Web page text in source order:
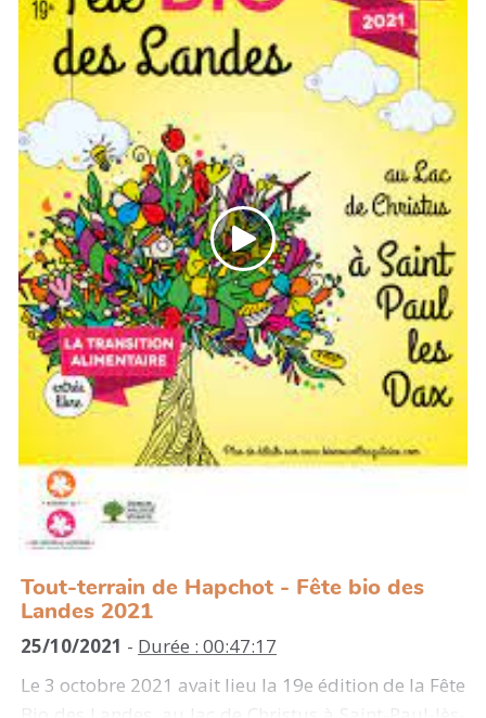
Tout-terrain de Hapchot - Fête bio des
Landes 2021
25/10/2021 - Durée : 00:47:17
Le 3 octobre 2021 avait lieu la 19e édition de la Fête